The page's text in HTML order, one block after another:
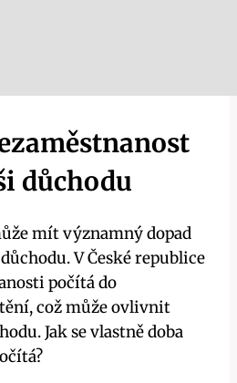
důchodu
mít významný dopad
V České republice
počítá do
což může ovlivnit
Jak se vlastně doba